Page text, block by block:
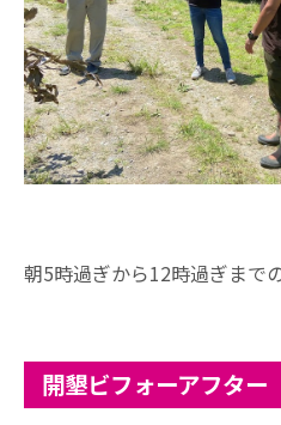
朝5時過ぎから12時過ぎまで
開墾ビフォーアフター